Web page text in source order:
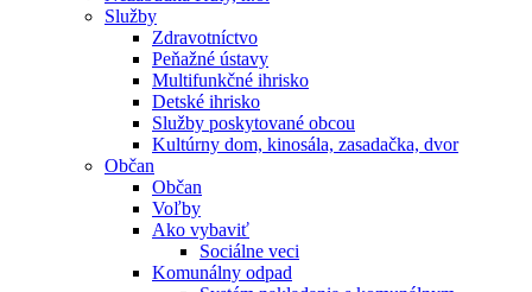
Služby
Zdravotníctvo
Peňažné ústavy
Multifunkčné ihrisko
Detské ihrisko
Služby poskytované obcou
Kultúrny dom, kinosála, zasadačka, dvor
Občan
Občan
Voľby
Ako vybaviť
Sociálne veci
Komunálny odpad